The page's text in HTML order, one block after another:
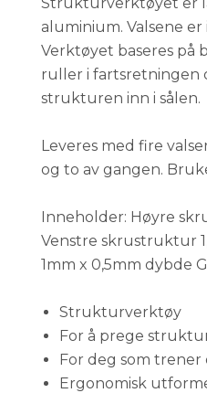
Strukturverktøyet er
aluminium. Valsene
Verktøyet baseres på
ruller i fartsretningen
strukturen inn i sålen.
Leveres med fire
og to av gangen.
Inneholder: Høyre
Venstre skrustruktur
1mm x 0,5mm dybde
Strukturverktøy
For å prege
For deg som
Ergonomisk